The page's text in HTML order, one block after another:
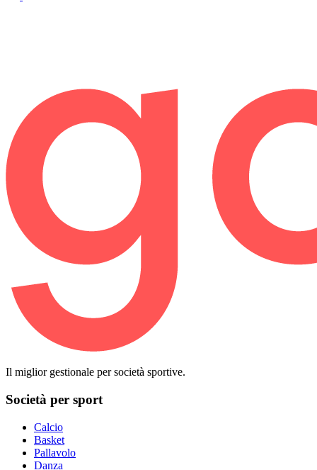
Il miglior gestionale per società sportive.
Società per sport
Calcio
Basket
Pallavolo
Danza